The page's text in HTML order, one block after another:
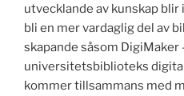
utvecklande av kunskap
bli en mer vardaglig del av
skapande såsom DigiMaker
universitetsbiblioteks
kommer tillsammans med